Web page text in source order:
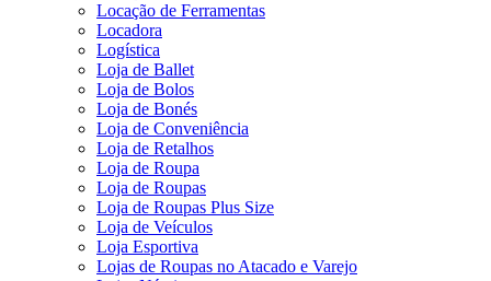
Locação de Ferramentas
Locadora
Logística
Loja de Ballet
Loja de Bolos
Loja de Bonés
Loja de Conveniência
Loja de Retalhos
Loja de Roupa
Loja de Roupas
Loja de Roupas Plus Size
Loja de Veículos
Loja Esportiva
Lojas de Roupas no Atacado e Varejo